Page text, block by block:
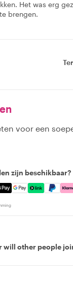
Het was erg
brengen.
voor een
zijn beschikbaar?
Discover,
will other people